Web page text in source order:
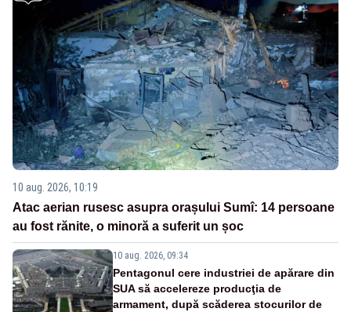
10 aug. 2026, 10:19
Atac aerian rusesc asupra orașului Sumî: 14 persoane
au fost rănite, o minoră a suferit un șoc
10 aug. 2026, 09:34
Pentagonul cere industriei de apărare din
SUA să accelereze producţia de
armament, după scăderea stocurilor de